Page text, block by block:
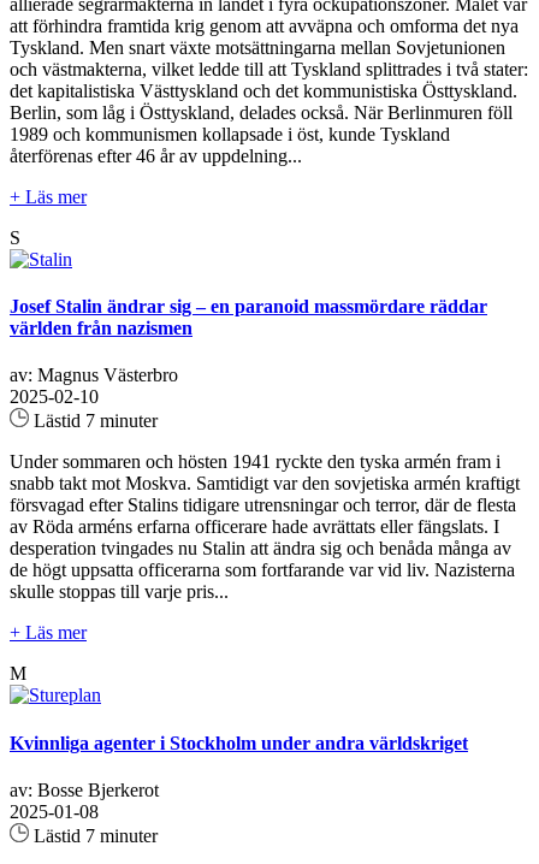
allierade segrarmakterna in landet i fyra ockupationszoner. Målet var
att förhindra framtida krig genom att avväpna och omforma det nya
Tyskland. Men snart växte motsättningarna mellan Sovjetunionen
och västmakterna, vilket ledde till att Tyskland splittrades i två stater:
det kapitalistiska Västtyskland och det kommunistiska Östtyskland.
Berlin, som låg i Östtyskland, delades också. När Berlinmuren föll
1989 och kommunismen kollapsade i öst, kunde Tyskland
återförenas efter 46 år av uppdelning...
+ Läs mer
S
Josef Stalin ändrar sig – en paranoid massmördare räddar
världen från nazismen
av: Magnus Västerbro
2025-02-10
Lästid 7 minuter
Under sommaren och hösten 1941 ryckte den tyska armén fram i
snabb takt mot Moskva. Samtidigt var den sovjetiska armén kraftigt
försvagad efter Stalins tidigare utrensningar och terror, där de flesta
av Röda arméns erfarna officerare hade avrättats eller fängslats. I
desperation tvingades nu Stalin att ändra sig och benåda många av
de högt uppsatta officerarna som fortfarande var vid liv. Nazisterna
skulle stoppas till varje pris...
+ Läs mer
M
Kvinnliga agenter i Stockholm under andra världskriget
av: Bosse Bjerkerot
2025-01-08
Lästid 7 minuter